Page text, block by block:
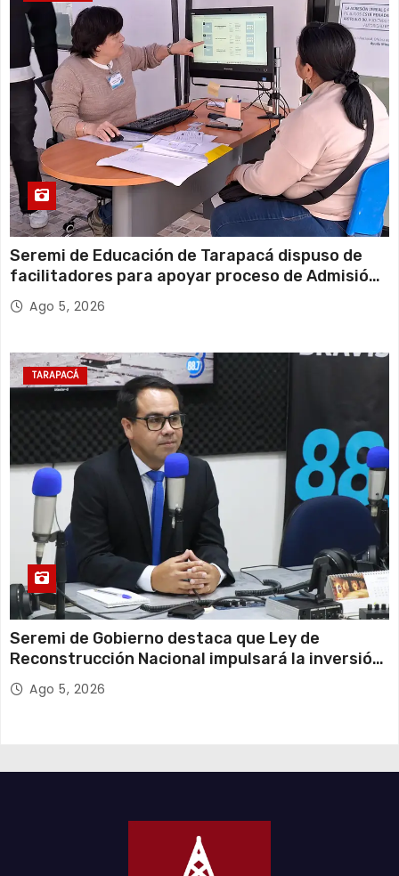
Seremi de Educación de Tarapacá dispuso de
facilitadores para apoyar proceso de Admisión
Escolar 2027
Ago 5, 2026
TARAPACÁ
Seremi de Gobierno destaca que Ley de
Reconstrucción Nacional impulsará la inversión
y el empleo en Tarapacá
Ago 5, 2026